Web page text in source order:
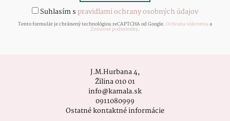
Suhlasím s pravidlami ochrany osobných údajov
Tento formulár je chránený technológiou reCAPTCHA od Google. Ochrana súkromiaa
Zmluvné podmienky.
J.M.Hurbana 4,
Žilina 010 01
info@kamala.sk
0911080999
Ostatné kontaktné informácie